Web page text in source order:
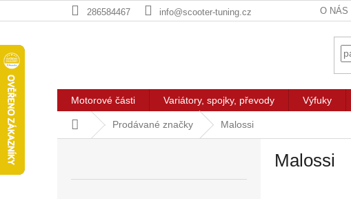
na
286584467 info@scooter-tuning.cz O NÁS
Motorové části Variátory, spojky, převody Výfuky
Domů Prodávané značky Malossi
Malossi